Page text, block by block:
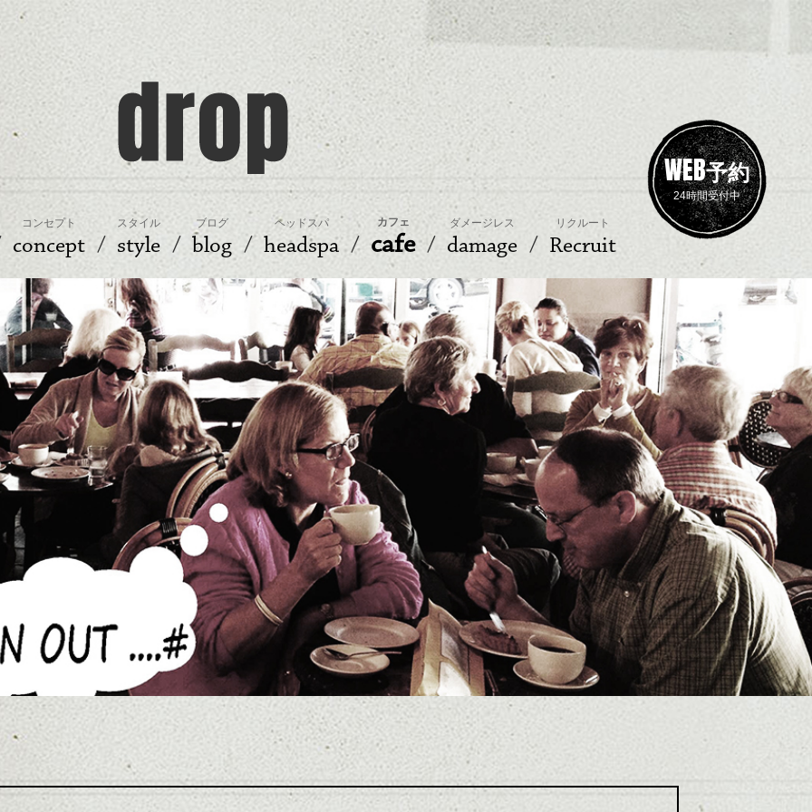
WEB予約
24時間受付中
コンセプト
concept
スタイル
style
ブログ
blog
ヘッドスパ
headspa
カフェ
cafe
ダメージレス
damage
リクルート
Recruit